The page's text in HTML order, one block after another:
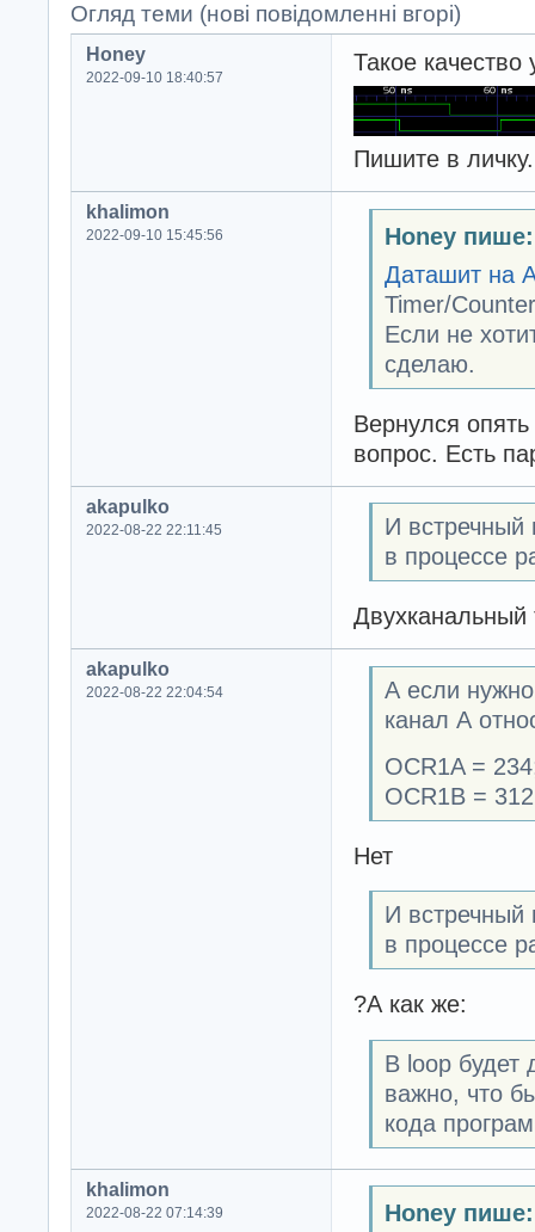
Огляд теми (нові повідомленні вгорі)
Honey
2022-09-10 18:40:57
Такое качество
Пишите в личку.
khalimon
2022-09-10 15:45:56
Honey пише:
Даташит на
Timer/
Если не
сделаю.
Вернулся
вопрос. Есть
akapulko
2022-08-22 22:11:45
И встречный
в процессе
akapulko
2022-08-22 22:04:54
А если нужно
канал А
OCR1A =
OCR1B =
Нет
И встречный
в процессе
?А как же:
В loop будет
важно, что
кода
khalimon
2022-08-22 07:14:39 Honey пише: